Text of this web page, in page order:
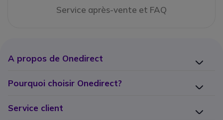
Service après-vente et FAQ
A propos de Onedirect
Pourquoi choisir Onedirect?
Service client